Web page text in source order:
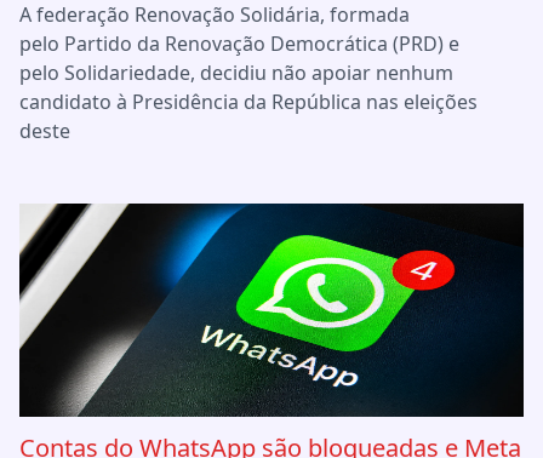
A federação Renovação Solidária, formada
pelo Partido da Renovação Democrática (PRD) e
pelo Solidariedade, decidiu não apoiar nenhum
candidato à Presidência da República nas eleições
deste
Contas do WhatsApp são bloqueadas e Meta